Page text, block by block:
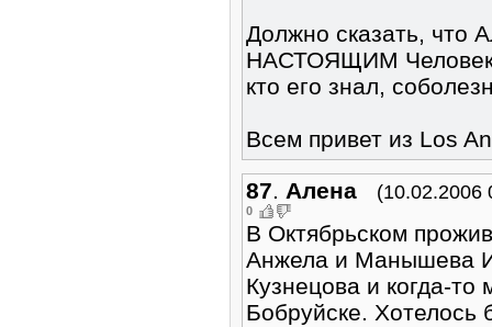
Должно сказать, что
НАСТОЯЩИМ
кто его знал,
Всем привет из Los
87. Алена (10.02.2006
0
В Октябрьском
Анжела и Манышева
Кузнецова и когда-
Бобруйске. Хотелось